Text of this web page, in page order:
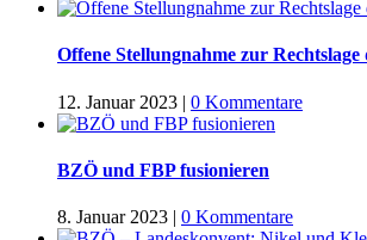
Offene Stellungnahme zur
12. Januar 2023 | 0 Kommentare
BZÖ und FBP fusionieren
8. Januar 2023 | 0 Kommentare